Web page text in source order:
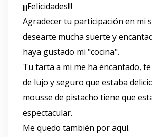
¡¡¡Felicidades!!!
Agradecer tu participación en mi
desearte mucha suerte y
haya gustado mi "cocina".
Tu tarta a mi me ha encantado,
de lujo y seguro que estaba
mousse de pistacho tiene que
espectacular.
Me quedo también por aquí.